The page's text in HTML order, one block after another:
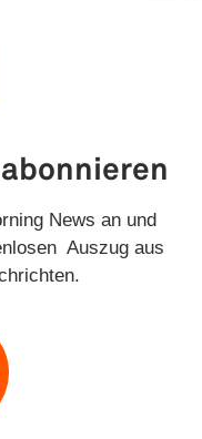
News an und
Auszug aus